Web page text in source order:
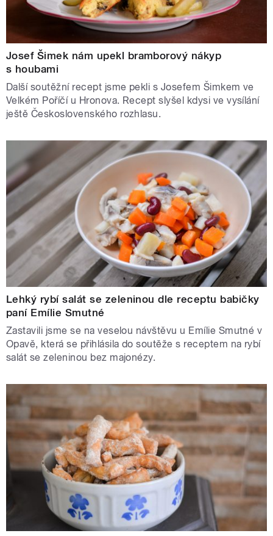
Josef Šimek nám upekl bramborový nákyp
s houbami
Další soutěžní recept jsme pekli s Josefem Šimkem ve
Velkém Poříčí u Hronova. Recept slyšel kdysi ve vysílání
ještě Československého rozhlasu.
Lehký rybí salát se zeleninou dle receptu babičky
paní Emílie Smutné
Zastavili jsme se na veselou návštěvu u Emílie Smutné v
Opavě, která se přihlásila do soutěže s receptem na rybí
salát se zeleninou bez majonézy.